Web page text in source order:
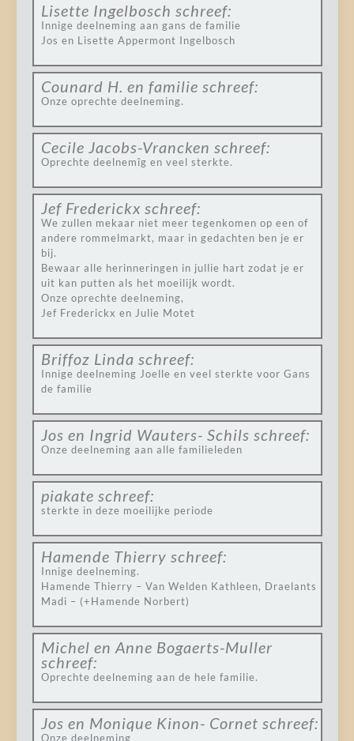
Lisette Ingelbosch schreef:
Innige deelneming aan gans de familie
Jos en Lisette Appermont Ingelbosch
Counard H. en familie schreef:
Onze oprechte deelneming.
Cecile Jacobs-Vrancken schreef:
Oprechte deelnemîg en veel sterkte.
Jef Frederickx schreef:
We zullen mekaar niet meer tegenkomen op een of
andere rommelmarkt, maar in gedachten ben je er
bij.
Bewaar alle herinneringen in jullie hart zodat je er
uit kan putten als het moeilijk wordt.
Onze oprechte deelneming,
Jef Frederickx en Julie Motet
Briffoz Linda schreef:
Innige deelneming Joelle en veel sterkte voor Gans
de familie
Jos en Ingrid Wauters- Schils schreef:
Onze deelneming aan alle familieleden
piakate schreef:
sterkte in deze moeilijke periode
Hamende Thierry schreef:
Innige deelneming.
Hamende Thierry – Van Welden Kathleen, Draelants
Madi – (+Hamende Norbert)
Michel en Anne Bogaerts-Muller
schreef:
Oprechte deelneming aan de hele familie.
Jos en Monique Kinon- Cornet schreef:
Onze deelneming